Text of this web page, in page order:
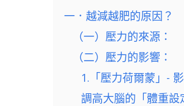
一．越減越肥的原因？
（一）壓力的來源：
（二）壓力的影響：
1.「壓力荷爾蒙」-
調高大腦的「體重設